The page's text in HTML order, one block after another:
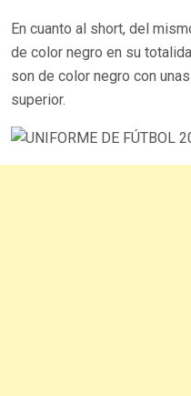
En cuanto al short, del
de color negro en su
son de color negro con
superior.